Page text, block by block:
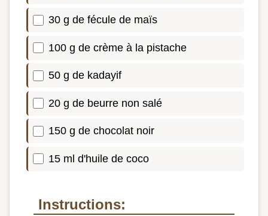
30 g de fécule de maïs
100 g de crème à la pistache
50 g de kadayif
20 g de beurre non salé
150 g de chocolat noir
15 ml d'huile de coco
Instructions: